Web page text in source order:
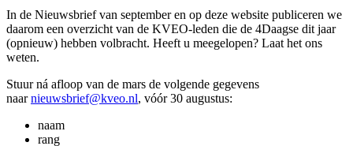
In de Nieuwsbrief van september en op deze website publiceren we
daarom een overzicht van de KVEO-leden die de 4Daagse dit jaar
(opnieuw) hebben volbracht. Heeft u meegelopen? Laat het ons
weten.
Stuur ná afloop van de mars de volgende gegevens
naarnieuwsbrief@kveo.nl, vóór 30 augustus:
naam
rang